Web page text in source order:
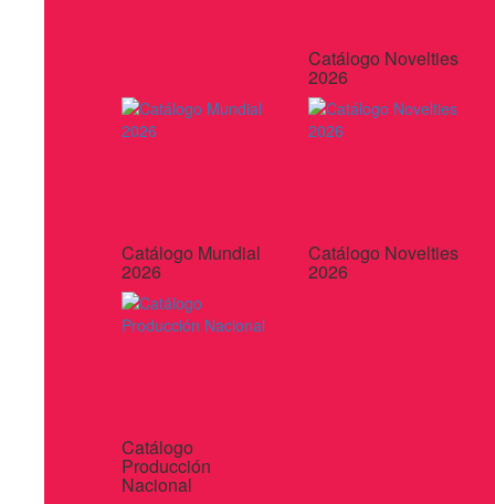
Catálogo Novelties
2026
Catálogo Mundial
2026
Catálogo Novelties
2026
Catálogo
Producción
Nacional